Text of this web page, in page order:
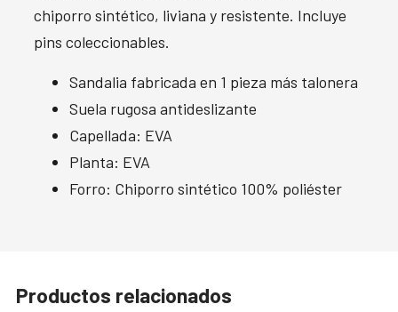
chiporro sintético, liviana y resistente. Incluye
pins coleccionables.
Sandalia fabricada en 1 pieza más talonera
Suela rugosa antideslizante
Capellada: EVA
Planta: EVA
Forro: Chiporro sintético 100% poliéster
Productos relacionados